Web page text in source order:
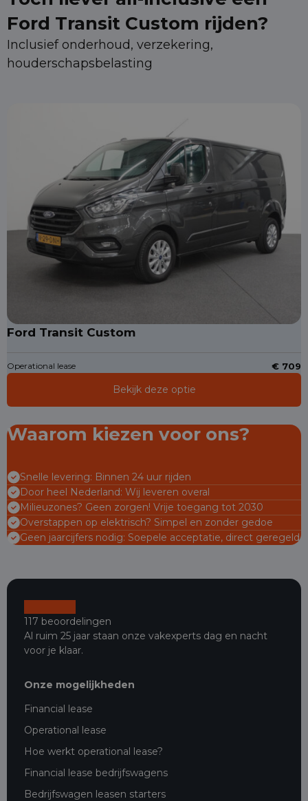
Ford Transit Custom rijden?
Inclusief onderhoud, verzekering,
houderschapsbelasting
Ford Transit Custom
Operational lease € 709
Bekijk deze optie
Waarom kiezen voor ons?
Snelle levering: Binnen 24 uur rijden
Door heel Nederland: Wij leveren overal
Milieuzones? Geen zorgen! Vrije toegang tot 2030
Overstappen op elektrisch? Simpel en zonder gedoe
Geen jaarcijfers nodig: Soepele acceptatie, direct geregeld
117 beoordelingen
Al ruim 25 jaar staan onze vakexperts dag en nacht
voor je klaar.
Onze mogelijkheden
Financial lease
Operational lease
Hoe werkt operational lease?
Financial lease bedrijfswagens
Bedrijfswagen leasen starters